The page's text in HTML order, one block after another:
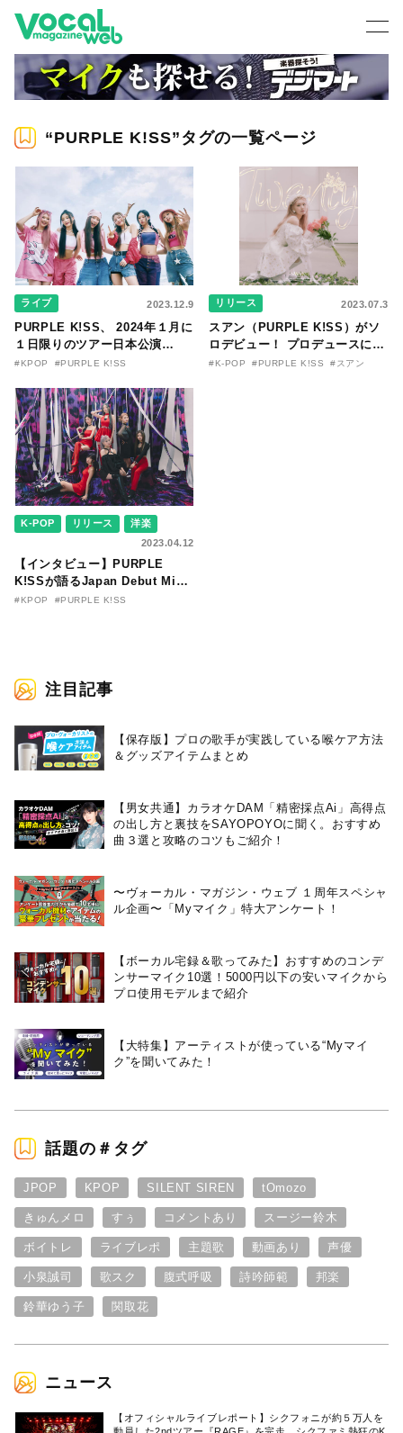
“PURPLE K!SS”タグの一覧ページ
ライブ 2023.12.9
PURPLE K!SS、 2024年１月に
１日限りのツアー日本公演
『PURPLE K!SS 2024 The
決定！
#KPOP #PURPLE K!SS
リリース 2023.07.3
スアン（PURPLE K!SS）がソ
ロデビュー！ プロデュースに韓
国番組『Listen-Up』出演の
#K-POP #PURPLE K!SS #スアン
K-POP リリース
洋楽
2023.04.12
【インタビュー】PURPLE
K!SSが語るJapan Debut Mini
Album『DEAR VIOLET』の聴
#KPOP #PURPLE K!SS
注目記事
【保存版】プロの歌手が実践している喉ケア⽅法
＆グッズアイテムまとめ
【男女共通】カラオケDAM「精密採点Ai」高得点
の出し方と裏技をSAYOPOYOに聞く。おすすめ
曲３選と攻略のコツもご紹介！
〜ヴォーカル・マガジン・ウェブ １周年スペシャ
ル企画〜「Myマイク」特大アンケート！
【ボーカル宅録＆歌ってみた】おすすめのコンデ
ンサーマイク10選！5000円以下の安いマイクから
プロ使用モデルまで紹介
【大特集】アーティストが使っている“Myマイ
ク”を聞いてみた！
話題の＃タグ
JPOP KPOP SILENT SIREN tOmozo
きゅんメロ すぅ コメントあり スージー鈴木
ボイトレ ライブレポ 主題歌 動画あり 声優
小泉誠司 歌スク 腹式呼吸 詩吟師範 邦楽
鈴華ゆう子 関取花
ニュース
【オフィシャルライブレポート】シクフォニが約５万人を